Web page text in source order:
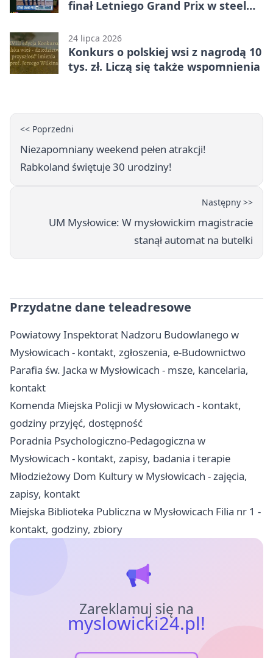
finał Letniego Grand Prix w steel
24 lipca 2026
Konkurs o polskiej wsi z nagrodą 10
tys. zł. Liczą się także wspomnienia
<< Poprzedni
Niezapomniany weekend pełen atrakcji!
Rabkoland świętuje 30 urodziny!
Następny >>
UM Mysłowice: W mysłowickim magistracie
stanął automat na butelki
Przydatne dane teleadresowe
Powiatowy Inspektorat Nadzoru Budowlanego w
Mysłowicach - kontakt, zgłoszenia, e-Budownictwo
Parafia św. Jacka w Mysłowicach - msze, kancelaria,
kontakt
Komenda Miejska Policji w Mysłowicach - kontakt,
godziny przyjęć, dostępność
Poradnia Psychologiczno-Pedagogiczna w
Mysłowicach - kontakt, zapisy, badania i terapie
Młodzieżowy Dom Kultury w Mysłowicach - zajęcia,
zapisy, kontakt
Miejska Biblioteka Publiczna w Mysłowicach Filia nr 1 -
kontakt, godziny, zbiory
Zareklamuj się na
myslowicki24.pl!